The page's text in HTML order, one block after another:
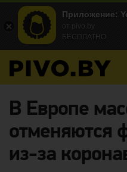
В Европе
отменяются
из-за
Приложение:
от pivo.by
БЕСПЛАТНО